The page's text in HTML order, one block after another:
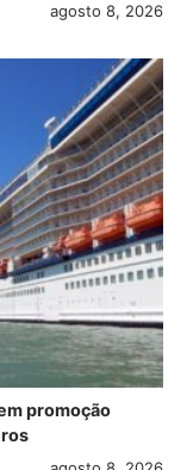
agosto 8, 2026
promoção